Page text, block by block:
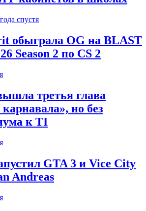
спустя
обыграла OG на BLAST
Season 2 по CS 2
третья глава
но без
к TI
GTA 3 и Vice City
Andreas